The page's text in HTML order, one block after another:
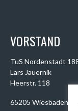
VORSTAND
TuS Nordenstadt
Lars Jauernik
Heerstr. 118
65205 Wiesbaden